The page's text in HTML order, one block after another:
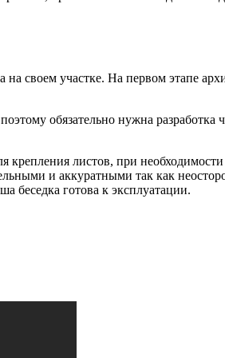
своем участке. На первом этапе
обязательно нужна разработка
крепления листов, при
и аккуратными так как
беседка готова к эксплуатации.